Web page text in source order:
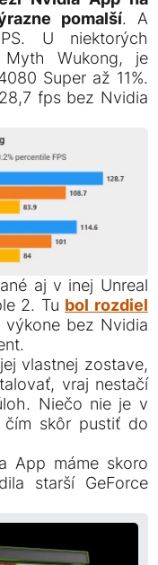
pomalší. A
U niektorých
Wukong, je
Super až 11%.
fps bez Nvidia
aj v inej Unreal
2. Tu bol rozdiel
bez Nvidia
vlastnej zostave,
vraj nestačí
Niečo nie je v
skôr pustiť do
App máme skoro
starší GeForce